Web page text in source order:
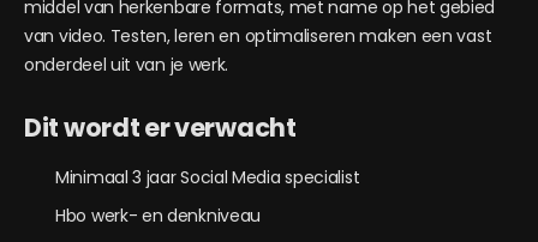
middel van herkenbare formats, met name op het gebied
van video. Testen, leren en optimaliseren maken een vast
onderdeel uit van je werk.
Dit wordt er verwacht
Minimaal 3 jaar Social Media specialist
Hbo werk- en denkniveau